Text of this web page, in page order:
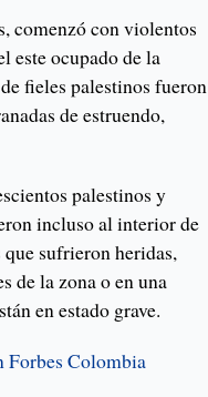
comenzó con violentos
este ocupado de la
fieles palestinos fueron
de estruendo,
palestinos y
incluso al interior de
sufrieron heridas,
de la zona o en una
en estado grave.
Forbes Colombia